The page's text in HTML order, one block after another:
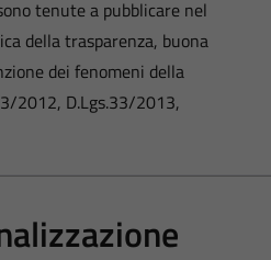
tenute a pubblicare nel
della trasparenza, buona
dei fenomeni della
2012, D.Lgs.33/2013,